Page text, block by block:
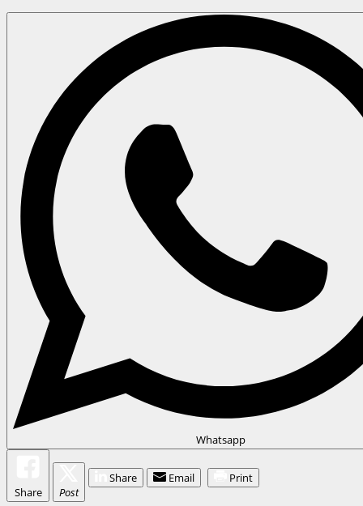
Whatsapp
Share Post
Share Email Print